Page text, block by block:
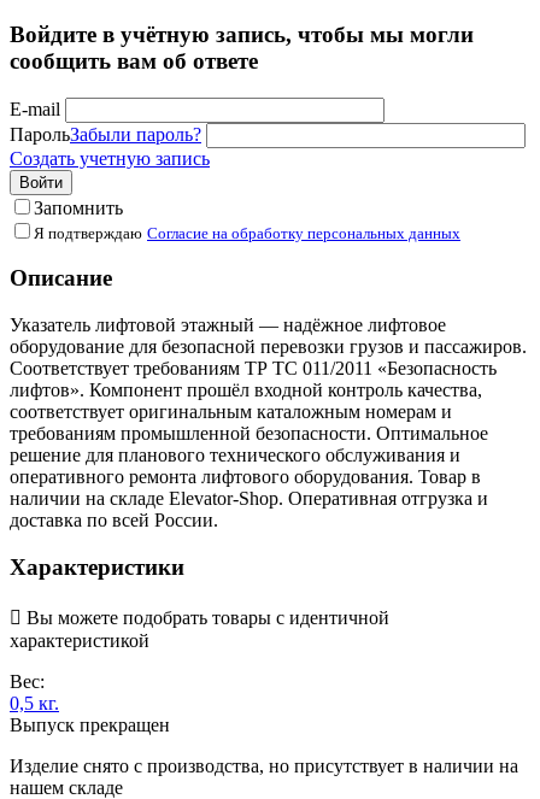
Войдите в учётную запись, чтобы мы могли
сообщить вам об ответе
E-mail
ПарольЗабыли пароль?
Создать учетную запись
Войти
Запомнить
Я подтверждаю Согласие на обработку персональных данных
Описание
Указатель лифтовой этажный — надёжное лифтовое
оборудование для безопасной перевозки грузов и пассажиров.
Соответствует требованиям ТР ТС 011/2011 «Безопасность
лифтов». Компонент прошёл входной контроль качества,
соответствует оригинальным каталожным номерам и
требованиям промышленной безопасности. Оптимальное
решение для планового технического обслуживания и
оперативного ремонта лифтового оборудования. Товар в
наличии на складе Elevator-Shop. Оперативная отгрузка и
доставка по всей России.
Характеристики
 Вы можете подобрать товары с идентичной
характеристикой
Вес:
0,5 кг.
Выпуск прекращен
Изделие снято с производства, но присутствует в наличии на
нашем складе